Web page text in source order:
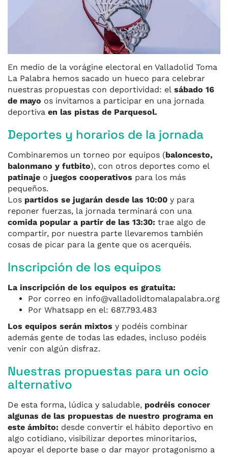
En medio de la vorágine electoral en Valladolid Toma
La Palabra hemos sacado un hueco para celebrar
nuestras propuestas con deportividad: el sábado 16
de mayo os invitamos a participar en una jornada
deportiva en las pistas de Parquesol.
Deportes y horarios de la jornada
Combinaremos un torneo por equipos (baloncesto,
balonmano y futbito), con otros deportes como el
patinaje o juegos cooperativos para los más
pequeños.
Los partidos se jugarán desde las 10:00 y para
reponer fuerzas, la jornada terminará con una
comida popular a partir de las 13:30: trae algo de
compartir, por nuestra parte llevaremos también
cosas de picar para la gente que os acerquéis.
Inscripción de los equipos
La inscripción de los equipos es gratuita:
Por correo en info@valladolidtomalapalabra.org
Por Whatsapp en el: 687.793.483
Los equipos serán mixtos y podéis combinar
además gente de todas las edades, incluso podéis
venir con algún disfraz.
Nuestras propuestas para un ocio
alternativo
De esta forma, lúdica y saludable, podréis conocer
algunas de las propuestas de nuestro programa en
este ámbito: desde convertir el hábito deportivo en
algo cotidiano, visibilizar deportes minoritarios,
apoyar el deporte base o dar mayor protagonismo a